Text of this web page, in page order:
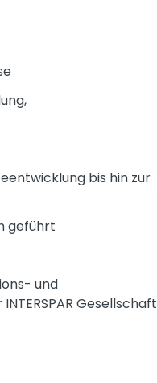
bis hin zur
geführt
und
Gesellschaft